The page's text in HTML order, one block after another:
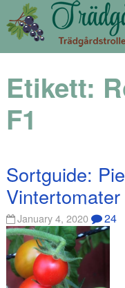
Etikett:
F1
Sortguide:
Vintertomater
January 4, 2020 24